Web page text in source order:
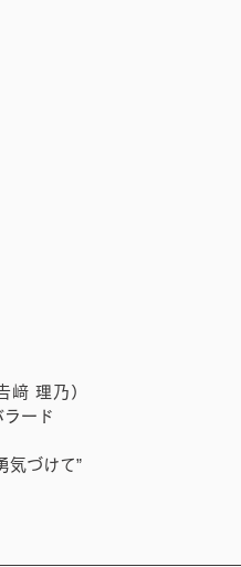
﨑 理乃 ）
ード
気づけて”